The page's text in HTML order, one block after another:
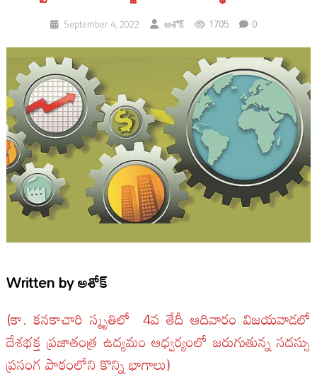
September 4, 2022 అశోక్ 1705 0
Written byఅశోక్
(కా. క‌న‌కాచారి స్మృతిలో 4వ తేదీ ఆదివారం విజ‌య‌వాడ‌లో
దేశ‌భ‌క్త ప్ర‌జాతంత్ర ఉద్య‌మం ఆధ్వ‌ర్యంలో జ‌రుగుతున్న స‌ద‌స్సు
ప్ర‌సంగ పాఠంలోని కొన్ని భాగాలు)